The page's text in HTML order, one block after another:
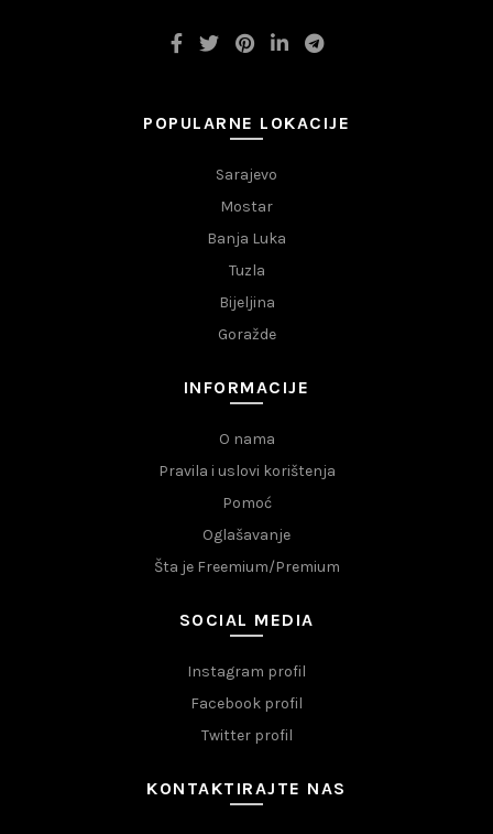
POPULARNE LOKACIJE
Sarajevo
Mostar
Banja Luka
Tuzla
Bijeljina
Goražde
INFORMACIJE
O nama
Pravila i uslovi korištenja
Pomoć
Oglašavanje
Šta je Freemium/Premium
SOCIAL MEDIA
Instagram profil
Facebook profil
Twitter profil
KONTAKTIRAJTE NAS